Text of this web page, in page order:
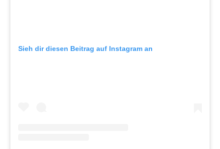
Sieh dir diesen Beitrag auf Instagram an